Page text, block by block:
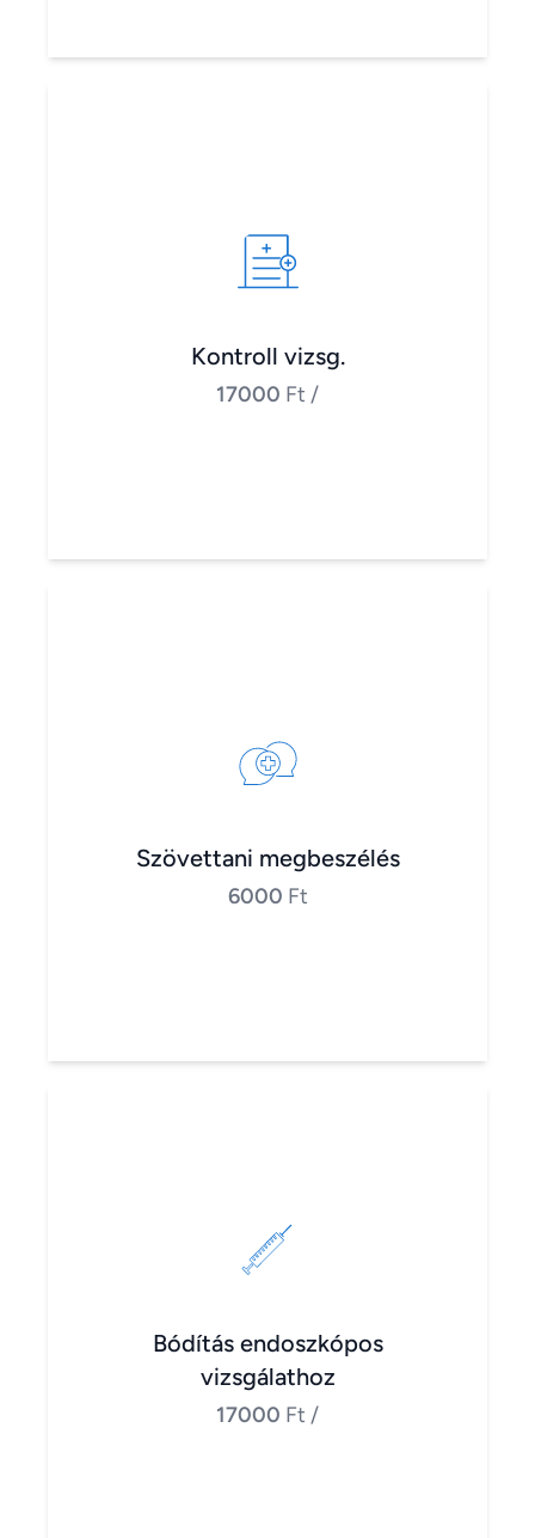
Kontroll vizsg.
17000 Ft /
Szövettani megbeszélés
6000 Ft
Bódítás endoszkópos
vizsgálathoz
17000 Ft /